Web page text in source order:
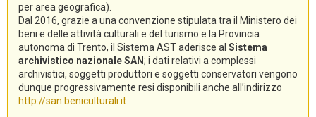
per area geografica).
Dal 2016, grazie a una convenzione stipulata tra il Ministero dei
beni e delle attività culturali e del turismo e la Provincia
autonoma di Trento, il Sistema AST aderisce al Sistema
archivistico nazionale SAN; i dati relativi a complessi
archivistici, soggetti produttori e soggetti conservatori vengono
dunque progressivamente resi disponibili anche all’indirizzo
http://san.beniculturali.it